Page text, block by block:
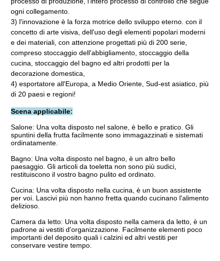
ogni collegamento.
3) l'innovazione è la forza motrice dello sviluppo eterno. con il
concetto di arte visiva, dell'uso degli elementi popolari moderni
e dei materiali, con attenzione progettati più di 200 serie,
compreso stoccaggio dell'abbigliamento, stoccaggio della
cucina, stoccaggio del bagno ed altri prodotti per la
decorazione domestica,
4) esportatore all'Europa, a Medio Oriente, Sud-est asiatico, più
di 20 paesi e regioni!
Scena applicabile:
Salone: Una volta disposto nel salone, è bello e pratico. Gli
spuntini della frutta facilmente sono immagazzinati e sistemati
ordinatamente.
Bagno: Una volta disposto nel bagno, è un altro bello
paesaggio. Gli articoli da toeletta non sono più sudici,
restituiscono il vostro bagno pulito ed ordinato.
Cucina: Una volta disposto nella cucina, è un buon assistente
per voi. Lascivi più non hanno fretta quando cucinano l'alimento
delizioso.
Camera da letto: Una volta disposto nella camera da letto, è un
padrone ai vestiti d'organizzazione. Facilmente elementi poco
importanti del deposito quali i calzini ed altri vestiti per
conservare vestire tempo.